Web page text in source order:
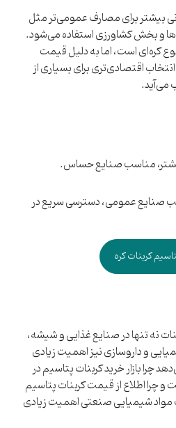
بیشتر برای مصارف عمومی‌تر مثل
و بخش کشاورزی استفاده می‌شود.
کره‌ای است، اما به دلیل قیمت
اقتصادی‌تری برای بسیاری از
می‌آید.
مناسب صنایع حساس.
صنایع عمومی، دسترسی سریع در
کربنات کره
نه تنها در صنایع غذایی و شیشه،
و داروسازی نیز اهمیت زیادی
چرا بازار خرید کربنات پتاسیم در
و چرا اطلاع از قیمت کربنات پتاسیم
مواد شیمیایی صنعتی اهمیت زیادی